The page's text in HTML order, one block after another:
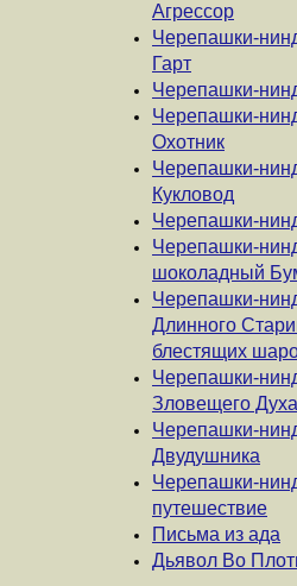
Агрессор
Черепашки-
Гарт
Черепашки-
Черепашки-
Охотник
Черепашки-
Кукловод
Черепашки-
Черепашки-
шоколадный
Черепашки-
Длинного
блестящих
Черепашки-
Зловещего
Черепашки-
Двудушника
Черепашки-
путешествие
Письма из ада
Дьявол Во